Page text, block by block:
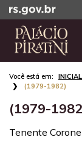
para
conteúdo
Ir
para
menu
para
INICIAL
(1979-1982)
(1979-
Tenente